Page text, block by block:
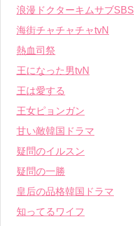
浪漫ドクターキムサブSBS
海街チャチャチャtvN
熱血司祭
王になった男tvN
王は愛する
王女ピョンガン
甘い敵韓国ドラマ
疑問のイルスン
疑問の一勝
皇后の品格韓国ドラマ
知ってるワイフ